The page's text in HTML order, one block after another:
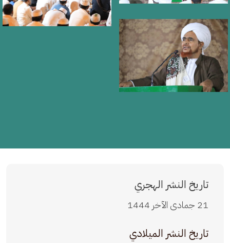
تاريخ النشر الهجري
21 جمادى الآخر 1444
تاريخ النشر الميلادي